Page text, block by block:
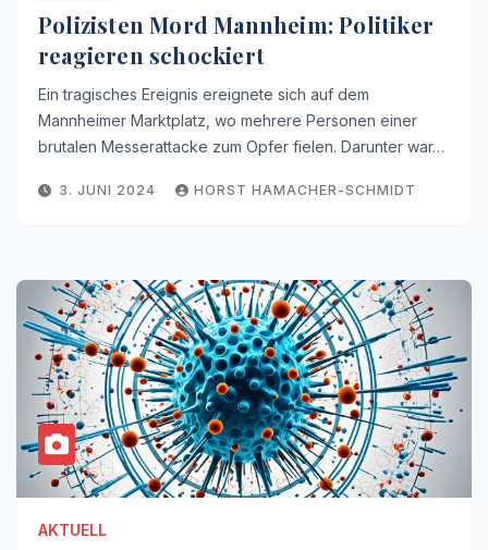
Polizisten Mord Mannheim: Politiker
reagieren schockiert
Ein tragisches Ereignis ereignete sich auf dem
Mannheimer Marktplatz, wo mehrere Personen einer
brutalen Messerattacke zum Opfer fielen. Darunter war…
3. JUNI 2024 HORST HAMACHER-SCHMIDT
AKTUELL